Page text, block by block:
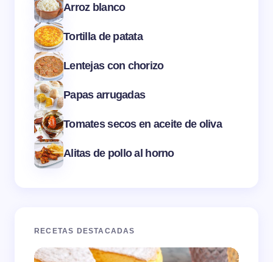
Arroz blanco
Tortilla de patata
Lentejas con chorizo
Papas arrugadas
Tomates secos en aceite de oliva
Alitas de pollo al horno
RECETAS DESTACADAS